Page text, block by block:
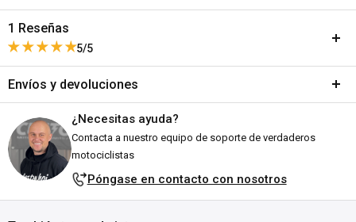
Variant:Black
SKU:A145-858550
MPN:TB-1B
DPN:956145
Chrome
SKU:A146-858551
MPN:TB-2A
DPN:956146
1 Reseñas
5/5
Este producto no ha recibido ninguna reseña todavía
No se encontraron elementos
Envíos y devoluciones
Envíos y plazos de entrega
Todos los pedidos se envían desde nuestro almacén en Falkenberg,
Suecia. ¡Nos esforzamos por enviarlos lo antes posible!
Explicación del estado de stock:
¿Necesitas ayuda?
Contacta a nuestro equipo de soporte de verdaderos
motociclistas
Póngase en contacto con nosotros